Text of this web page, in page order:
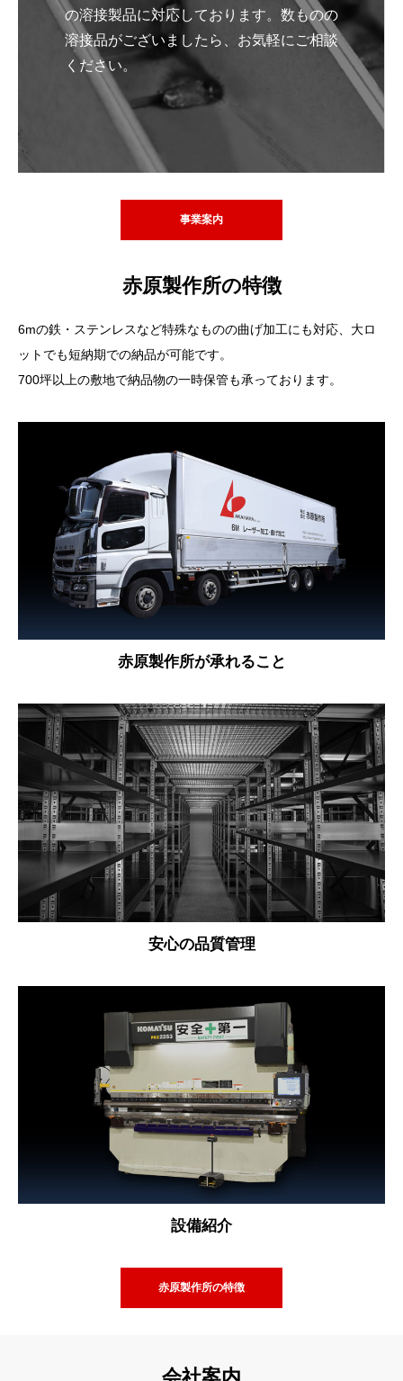
の溶接製品に対応しております。数ものの
溶接品がございましたら、お気軽にご相談
ください。
事業案内
赤原製作所の特徴
6mの鉄・ステンレスなど特殊なものの曲げ加工にも対応、大ロ
ットでも短納期での納品が可能です。
700坪以上の敷地で納品物の一時保管も承っております。
赤原製作所が承れること
安心の品質管理
設備紹介
赤原製作所の特徴